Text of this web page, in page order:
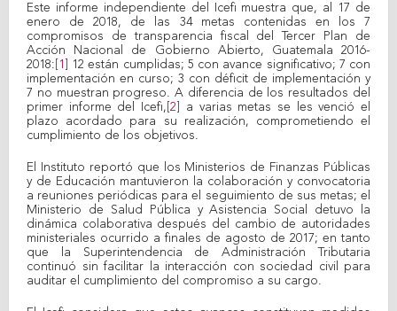
Este informe independiente del Icefi muestra que, al 17 de
enero de 2018, de las 34 metas contenidas en los 7
compromisos de transparencia fiscal del Tercer Plan de
Acción Nacional de Gobierno Abierto, Guatemala 2016-
2018: [1]
12 están cumplidas; 5 con avance significativo; 7 con
implementación en curso; 3 con déficit de implementación y
7 no muestran progreso. A diferencia de los resultados del
primer informe del Icefi, [2]
a varias metas se les venció el
plazo acordado para su realización, comprometiendo el
cumplimiento de los objetivos.
El Instituto reportó que los Ministerios de Finanzas Públicas
y de Educación mantuvieron la colaboración y convocatoria
a reuniones periódicas para el seguimiento de sus metas; el
Ministerio de Salud Pública y Asistencia Social detuvo la
dinámica colaborativa después del cambio de autoridades
ministeriales ocurrido a finales de agosto de 2017; en tanto
que la Superintendencia de Administración Tributaria
continuó sin facilitar la interacción con sociedad civil para
auditar el cumplimiento del compromiso a su cargo.